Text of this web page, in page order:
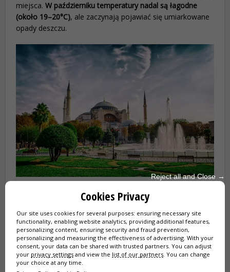
miejsca.W październiku temperatury nadal są łagodne
(około 19–20°C), ale zaczynają pojawiać się umiarkowane
opady deszczu.
Plus dla smakoszy: jesień to powrót obfitych
połowów ryb na Bosforze – świetny czas, by zjeść
świeżą rybę w restauracjach nad morzem, w
przepięknym, złotym świetle zachodzącego słońca.
Reject all and Close →
Cookies Privacy
Our site uses cookies for several purposes: ensuring necessary site
functionality, enabling website analytics, providing additional features,
personalizing content, ensuring security and fraud prevention,
personalizing and measuring the effectiveness of advertising. With your
consent, your data can be shared with trusted partners. You can adjust
your privacy settings and view the list of our partners. You can change
your choice at any time.